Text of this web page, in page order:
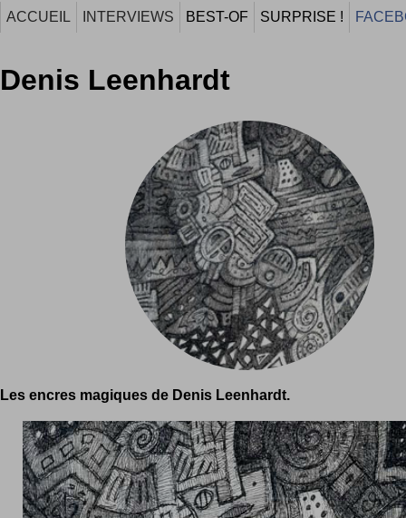
ACCUEIL INTERVIEWS BEST-OF SURPRISE !
Denis Leenhardt
Les encres magiques de Denis Leenhardt.